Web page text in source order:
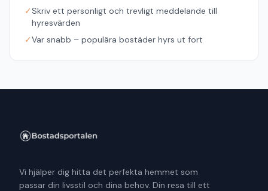
✓Skriv ett personligt och trevligt meddelande till
hyresvärden
✓Var snabb – populära bostäder hyrs ut fort
Vi hjälper dig hitta det perfekta hemmet som
passar din livsstil och dina behov. Din resa till ett